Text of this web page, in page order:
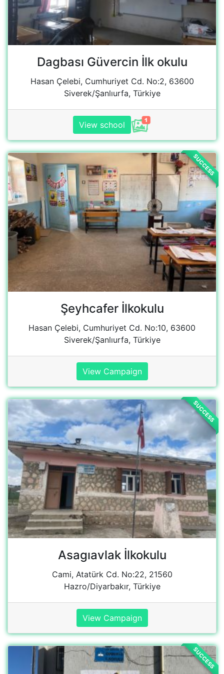
SUCCESS
Şeyhcafer İlkokulu
Hasan Çelebi, Cumhuriyet Cd. No:10, 63600
Siverek/Şanlıurfa, Türkiye
View Campaign
SUCCESS
Asagıavlak İlkokulu
Cami, Atatürk Cd. No:22, 21560
Hazro/Diyarbakır, Türkiye
View Campaign
SUCCESS
Çubuklu ilkokulu
Çubuklu, Çubuklu Köyü Yolu, 63600 Siverek/